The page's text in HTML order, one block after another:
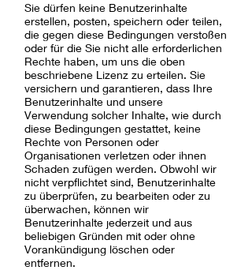
Sie dürfen keine Benutzerinhalte
erstellen, posten, speichern oder teilen,
die gegen diese Bedingungen verstoßen
oder für die Sie nicht alle erforderlichen
Rechte haben, um uns die oben
beschriebene Lizenz zu erteilen. Sie
versichern und garantieren, dass Ihre
Benutzerinhalte und unsere
Verwendung solcher Inhalte, wie durch
diese Bedingungen gestattet, keine
Rechte von Personen oder
Organisationen verletzen oder ihnen
Schaden zufügen werden. Obwohl wir
nicht verpflichtet sind, Benutzerinhalte
zu überprüfen, zu bearbeiten oder zu
überwachen, können wir
Benutzerinhalte jederzeit und aus
beliebigen Gründen mit oder ohne
Vorankündigung löschen oder
entfernen.